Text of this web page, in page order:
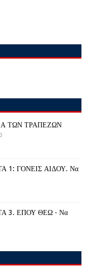
ΤΩΝ ΤΡΑΠΕΖΩΝ
0
1: ΓΟΝΕΙΣ ΑΙΔΟΥ. Να
3. ΕΠΟΥ ΘΕΩ - Να